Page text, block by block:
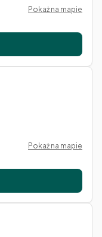
Pokaż na mapie
Pokaż na mapie